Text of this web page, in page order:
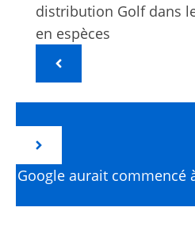
distribution Golf dans
en espèces
Google aurait commencé